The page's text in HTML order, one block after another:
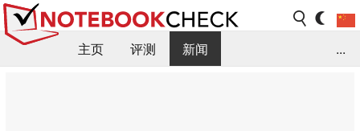
主页 评测
新闻
...